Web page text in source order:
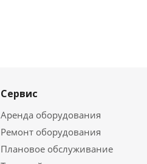
Сервис
Аренда оборудования
Ремонт оборудования
Плановое обслуживание